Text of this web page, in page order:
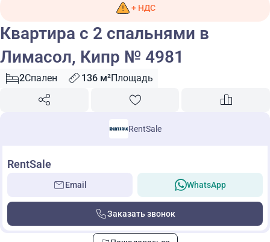
+ НДС
Квартира с 2 спальнями в
Лимасол, Кипр № 4981
2Спален 136 м²Площадь
RentSale
RentSale
Email WhatsApp
Заказать звонок